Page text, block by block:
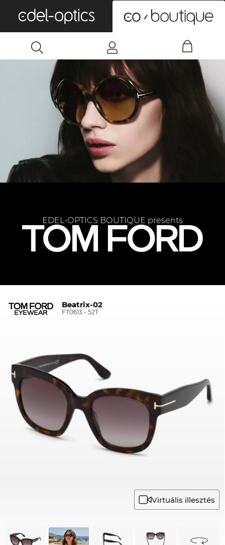
EDEL-OPTICS BOUTIQUE presents
Beatrix-02
FT0613 - 52T
Virtuális illesztés